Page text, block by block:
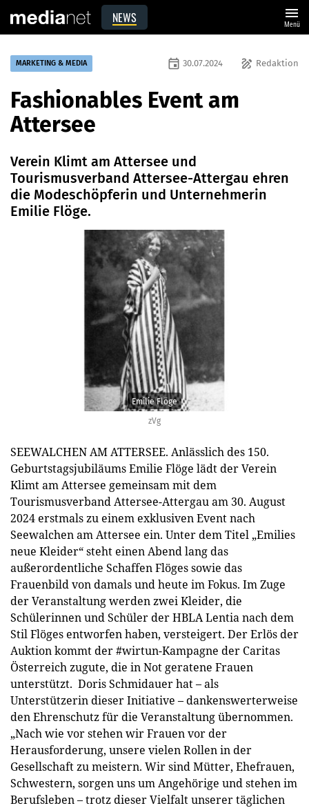
NEWS menu
Menü
zVg
Emilie Flöge
MARKETING & MEDIA draw Redaktion
event 30.07.2024
Fashionables Event am
Attersee
Verein Klimt am Attersee und
Tourismusverband Attersee-Attergau ehren
die Modeschöpferin und Unternehmerin
Emilie Flöge.
SEEWALCHEN AM ATTERSEE. Anlässlich des 150.
Geburtstagsjubiläums Emilie Flöge lädt der Verein
Klimt am Attersee gemeinsam mit dem
Tourismusverband Attersee-Attergau am 30. August
2024 erstmals zu einem exklusiven Event nach
Seewalchen am Attersee ein. Unter dem Titel „Emilies
neue Kleider“ steht einen Abend lang das
außerordentliche Schaffen Flöges sowie das
Frauenbild von damals und heute im Fokus. Im Zuge
der Veranstaltung werden zwei Kleider, die
Schülerinnen und Schüler der HBLA Lentia nach dem
Stil Flöges entworfen haben, versteigert. Der Erlös der
Auktion kommt der #wirtun-Kampagne der Caritas
Österreich zugute, die in Not geratene Frauen
unterstützt. Doris Schmidauer hat – als
Unterstützerin dieser Initiative – dankenswerterweise
den Ehrenschutz für die Veranstaltung übernommen.
„Nach wie vor stehen wir Frauen vor der
Herausforderung, unsere vielen Rollen in der
Gesellschaft zu meistern. Wir sind Mütter, Ehefrauen,
Schwestern, sorgen uns um Angehörige und stehen im
Berufsleben – trotz dieser Vielfalt unserer täglichen